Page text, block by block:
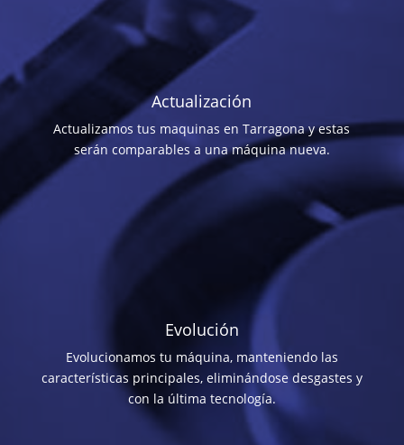
Actualización
Actualizamos tus maquinas en Tarragona y estas
serán comparables a una máquina nueva.
Evolución
Evolucionamos tu máquina, manteniendo las
características principales, eliminándose desgastes y
con la última tecnología.